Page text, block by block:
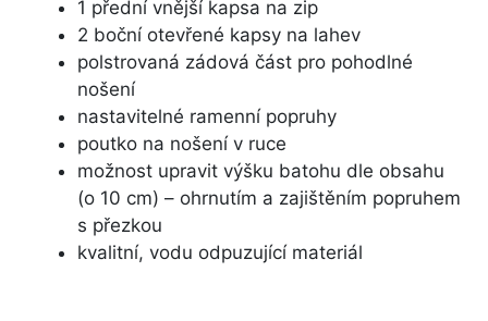
1 přední vnější kapsa na zip
2 boční otevřené kapsy na lahev
polstrovaná zádová část pro pohodlné
nošení
nastavitelné ramenní popruhy
poutko na nošení v ruce
možnost upravit výšku batohu dle obsahu
(o 10 cm) – ohrnutím a zajištěním popruhem
s přezkou
kvalitní, vodu odpuzující materiál